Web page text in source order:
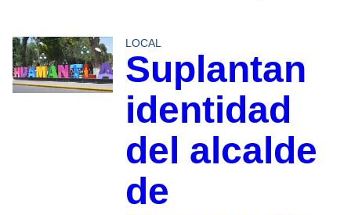
LOCAL
Suplantan
identidad
del alcalde
de